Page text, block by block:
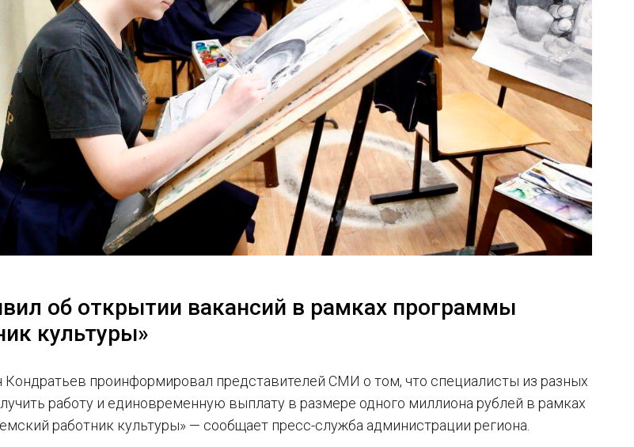
об открытии вакансий в рамках программы
культуры»
Кондратьев проинформировал представителей СМИ о том, что специалисты из разных
работу и единовременную выплату в размере одного миллиона рублей в рамках
работник культуры» — сообщает пресс-служба администрации региона.